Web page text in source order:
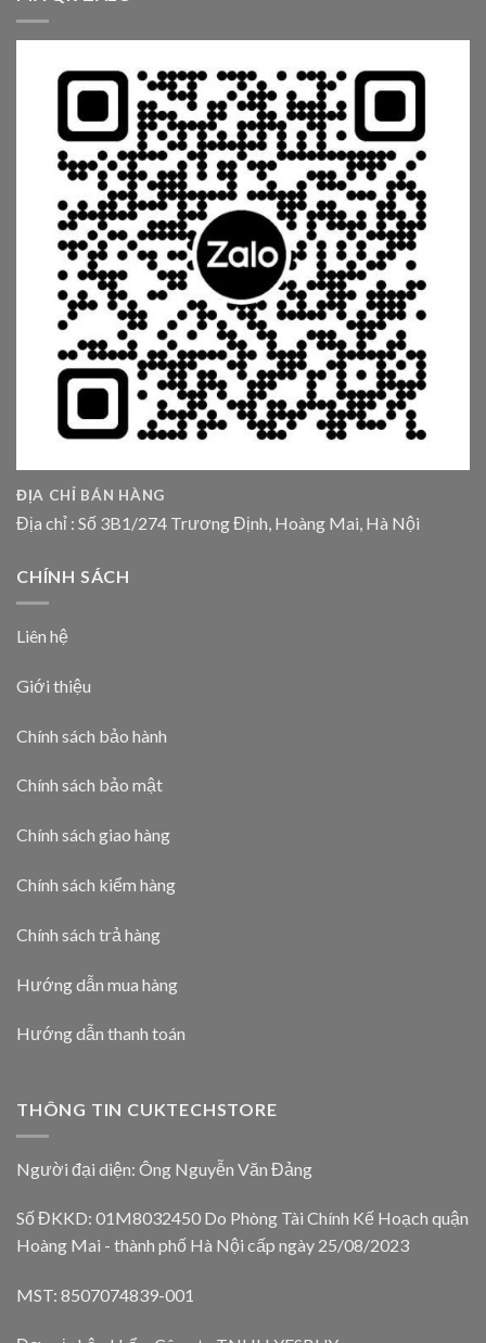
ĐỊA CHỈ BÁN HÀNG
Địa chỉ : Số 3B1/274 Trương Định, Hoàng Mai, Hà Nội
CHÍNH SÁCH
Liên hệ
Giới thiệu
Chính sách bảo hành
Chính sách bảo mật
Chính sách giao hàng
Chính sách kiểm hàng
Chính sách trả hàng
Hướng dẫn mua hàng
Hướng dẫn thanh toán
THÔNG TIN CUKTECHSTORE
Người đại diện: Ông Nguyễn Văn Đảng
Số ĐKKD: 01M8032450 Do Phòng Tài Chính Kế Hoạch quận
Hoàng Mai - thành phố Hà Nội cấp ngày 25/08/2023
MST: 8507074839-001